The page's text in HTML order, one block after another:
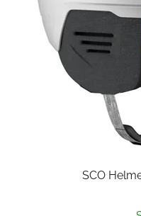
SCO